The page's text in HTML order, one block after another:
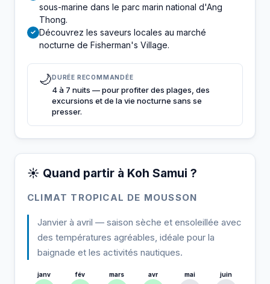
sous-marine dans le parc marin national d'Ang
Thong.
✓ Découvrez les saveurs locales au marché
nocturne de Fisherman's Village.
🌙DURÉE RECOMMANDÉE
4 à 7 nuits — pour profiter des plages, des
excursions et de la vie nocturne sans se
presser.
☀️ Quand partir à Koh Samui ?
CLIMAT TROPICAL DE MOUSSON
Janvier à avril — saison sèche et ensoleillée avec
des températures agréables, idéale pour la
baignade et les activités nautiques.
janv fév mars avr mai juin